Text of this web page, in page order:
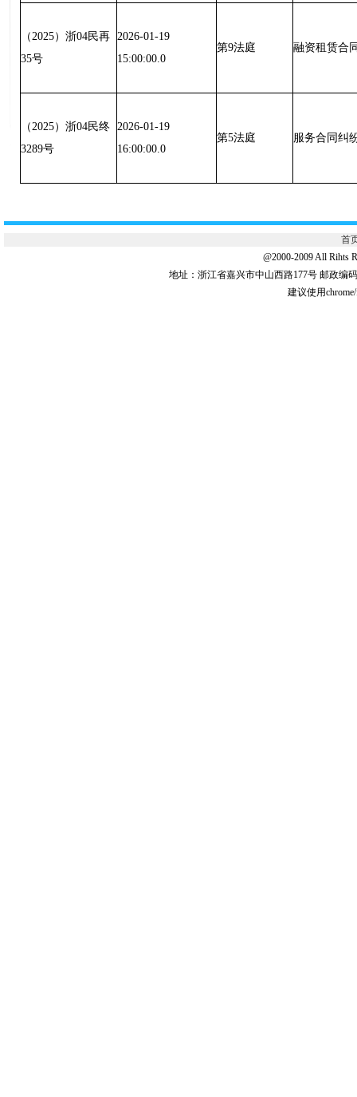
（2025）浙04民再
35号
2026-01-19
15:00:00.0
第9法庭 融资租赁合
（2025）浙04民终
3289号
2026-01-19
16:00:00.0
第5法庭 服务合同纠
首
@2000-2009 All Rihts
地址：浙江省嘉兴市中山西路177号 邮政编
建议使用